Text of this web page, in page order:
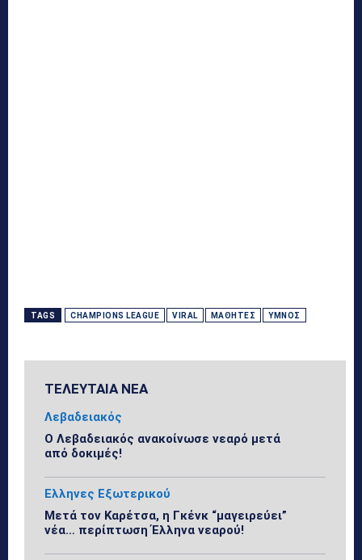
TAGS CHAMPIONS LEAGUE VIRAL ΜΑΘΗΤΈΣ ΎΜΝΟΣ
ΤΕΛΕΥΤΑΙΑ ΝΕΑ
Λεβαδειακός
Ο Λεβαδειακός ανακοίνωσε νεαρό μετά
από δοκιμές!
Ελληνες Εξωτερικού
Μετά τον Καρέτσα, η Γκένκ “μαγειρεύει”
νέα… περίπτωση Έλληνα νεαρού!